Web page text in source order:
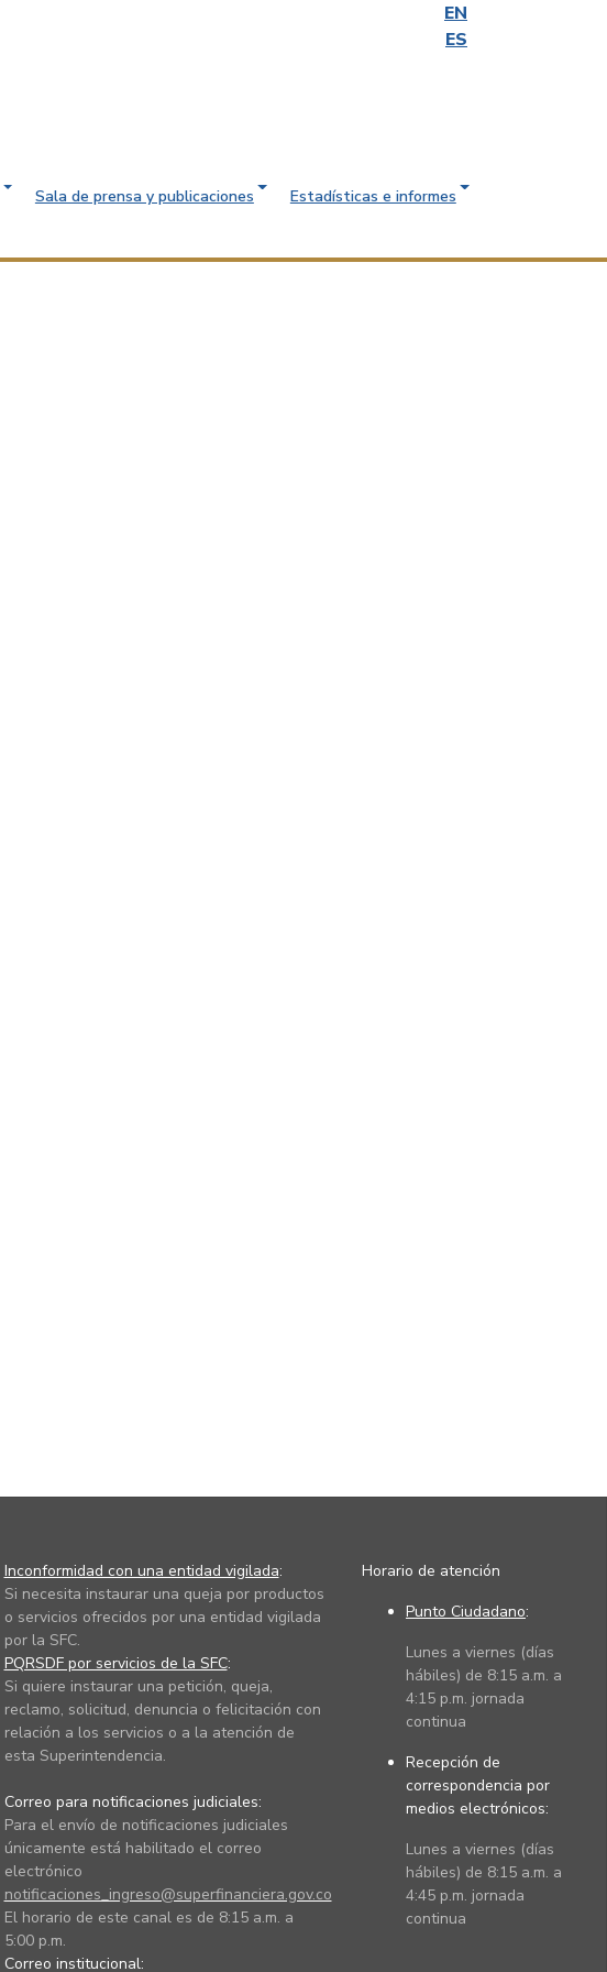
EN
ES
Sala de prensa y publicaciones
Estadísticas e informes
Inconformidad con una entidad vigilada:
Si necesita instaurar una queja por productos
o servicios ofrecidos por una entidad vigilada
por la SFC.
PQRSDF por servicios de la SFC:
Si quiere instaurar una petición, queja,
reclamo, solicitud, denuncia o felicitación con
relación a los servicios o a la atención de
esta Superintendencia.
Correo para notificaciones judiciales:
Para el envío de notificaciones judiciales
únicamente está habilitado el correo
electrónico
notificaciones_ingreso@superfinanciera.gov.co
El horario de este canal es de 8:15 a.m. a
5:00 p.m.
Correo institucional:
Horario de atención
Punto Ciudadano:
Lunes a viernes (días
hábiles) de 8:15 a.m. a
4:15 p.m. jornada
continua
Recepción de
correspondencia por
medios electrónicos:
Lunes a viernes (días
hábiles) de 8:15 a.m. a
4:45 p.m. jornada
continua